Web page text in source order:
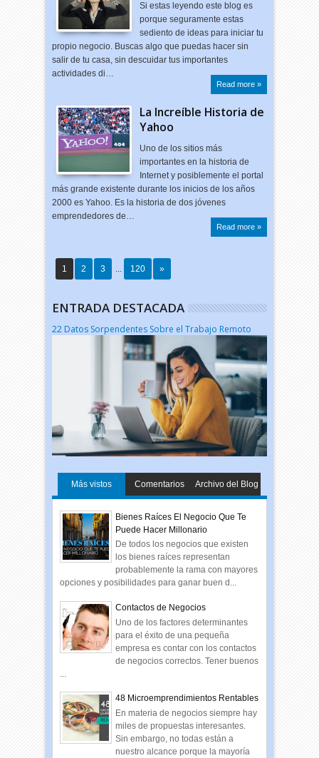
Si estas leyendo este blog es
porque seguramente estas
sediento de ideas para iniciar tu
propio negocio. Buscas algo que puedas hacer sin
salir de tu casa, sin descuidar tus importantes
actividades di…
Read more »
La Increíble Historia de
Yahoo
Uno de los sitios más
importantes en la historia de
Internet y posiblemente el portal
más grande existente durante los inicios de los años
2000 es Yahoo. Es la historia de dos jóvenes
emprendedores de…
Read more »
1 2 3 ... 120 »
ENTRADA DESTACADA
22 Datos Sorpendentes Sobre el Trabajo Remoto
Más vistos Comentarios Archivo del Blog
Bienes Raíces El Negocio Que Te
Puede Hacer Millonario
De todos los negocios que existen
los bienes raíces representan
probablemente la rama con mayores
opciones y posibilidades para ganar buen d...
Contactos de Negocios
Uno de los factores determinantes
para el éxito de una pequeña
empresa es contar con los contactos
de negocios correctos. Tener buenos
48 Microemprendimientos Rentables
En materia de negocios siempre hay
miles de propuestas interesantes.
Sin embargo, no todas están a
nuestro alcance porque la mayoría